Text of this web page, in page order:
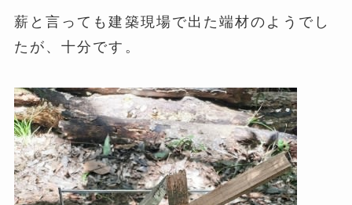
薪と言っても建築現場で出た端材のようでし
たが、十分です。